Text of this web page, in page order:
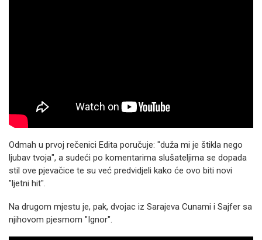
Odmah u prvoj rečenici Edita poručuje: "duža mi je štikla nego
ljubav tvoja", a sudeći po komentarima slušateljima se dopada
stil ove pjevačice te su već predvidjeli kako će ovo biti novi
"ljetni hit".
Na drugom mjestu je, pak, dvojac iz Sarajeva Cunami i Sajfer sa
njihovom pjesmom "Ignor".